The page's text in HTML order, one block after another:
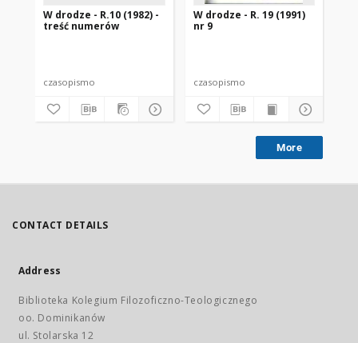
W drodze - R.10 (1982) -
treść numerów
czasopismo
W drodze - R. 19 (1991)
nr 9
czasopismo
More
CONTACT DETAILS
Address
Biblioteka Kolegium Filozoficzno-Teologicznego
oo. Dominikanów
ul. Stolarska 12